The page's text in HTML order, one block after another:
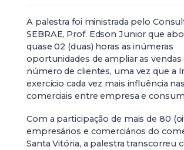
A palestra foi ministrada pelo
SEBRAE, Prof. Edson Junior que
quase 02 (duas) horas as inúmeras
oportunidades de ampliar as
número de clientes, uma vez que a
exercício cada vez mais influência
comerciais entre empresa e
Com a participação de mais de 80
empresários e comerciários do
Santa Vitória, a palestra transcorreu